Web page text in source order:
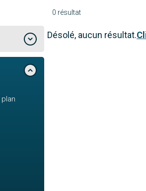
0 résultat
Désolé, aucun résultat.